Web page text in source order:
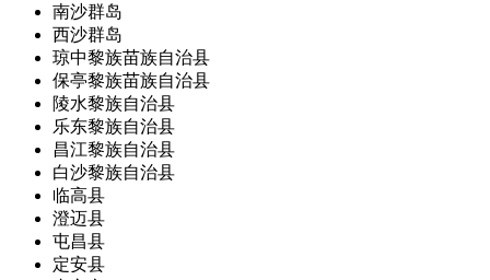
南沙群岛
西沙群岛
琼中黎族苗族自治县
保亭黎族苗族自治县
陵水黎族自治县
乐东黎族自治县
昌江黎族自治县
白沙黎族自治县
临高县
澄迈县
屯昌县
定安县